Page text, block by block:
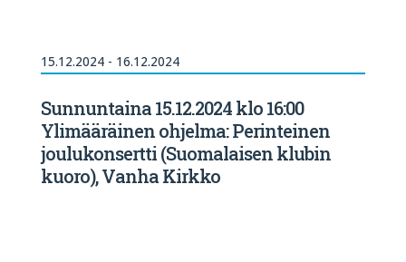
15.12.2024 - 16.12.2024
Sunnuntaina 15.12.2024 klo 16:00
Ylimääräinen ohjelma: Perinteinen
joulukonsertti (Suomalaisen klubin
kuoro), Vanha Kirkko